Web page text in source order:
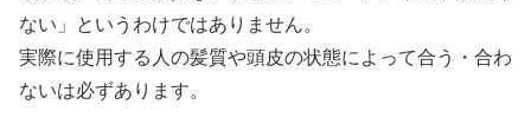
ない」というわけではありません。
実際に使用する人の髪質や頭皮の状態によって合う・合わ
ないは必ずあります。